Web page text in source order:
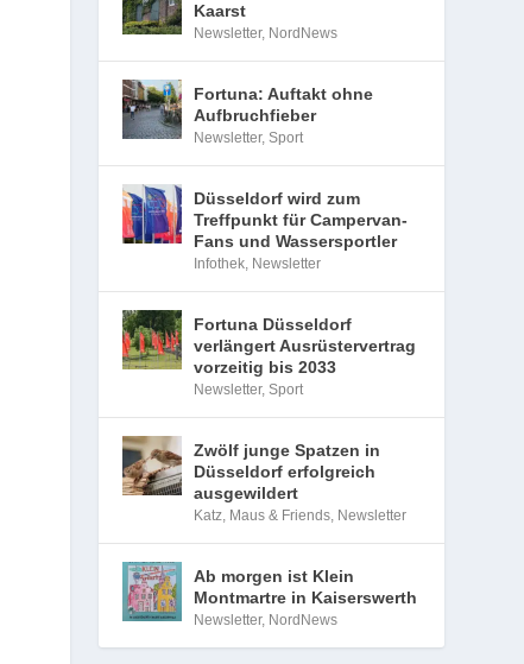
Kaarst
Newsletter, NordNews
Fortuna: Auftakt ohne
Aufbruchfieber
Newsletter,Sport
Düsseldorf wird zum
Treffpunkt für Campervan-
Fans und Wassersportler
Infothek, Newsletter
Fortuna Düsseldorf
verlängert Ausrüstervertrag
vorzeitig bis 2033
Newsletter,Sport
Zwölf junge Spatzen in
Düsseldorf erfolgreich
ausgewildert
Katz, Maus & Friends, Newsletter
Ab morgen ist Klein
Montmartre in Kaiserswerth
Newsletter, NordNews